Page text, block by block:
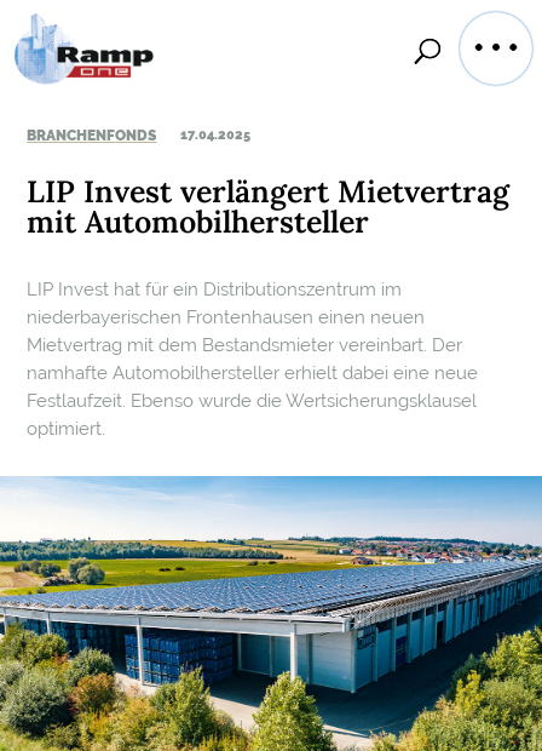
BRANCHENFONDS 17.04.2025
LIP Invest verlängert Mietvertrag
mit Automobilhersteller
LIP Invest hat für ein Distributionszentrum im
niederbayerischen Frontenhausen einen neuen
Mietvertrag mit dem Bestandsmieter vereinbart. Der
namhafte Automobilhersteller erhielt dabei eine neue
Festlaufzeit. Ebenso wurde die Wertsicherungsklausel
optimiert.